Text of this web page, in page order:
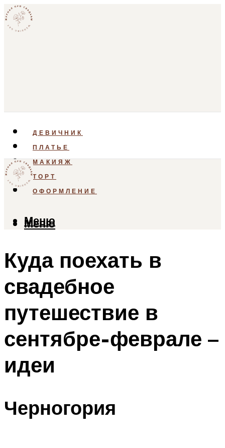
ДЕВИЧНИК
ПЛАТЬЕ
МАКИЯЖ
ТОРТ
ОФОРМЛЕНИЕ
Меню
Меню
Куда поехать в
свадебное
путешествие в
сентябре-феврале –
идеи
Черногория